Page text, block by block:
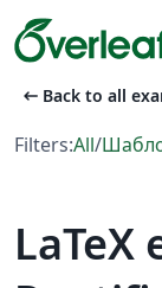
arrow_left_alt Back to all
Filters:All/